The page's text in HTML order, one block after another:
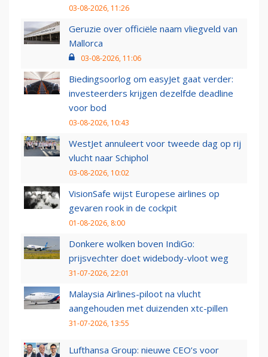
03-08-2026, 11:26
Geruzie over officiële naam vliegveld van
Mallorca
03-08-2026, 11:06
Biedingsoorlog om easyJet gaat verder:
investeerders krijgen dezelfde deadline
voor bod
03-08-2026, 10:43
WestJet annuleert voor tweede dag op rij
vlucht naar Schiphol
03-08-2026, 10:02
VisionSafe wijst Europese airlines op
gevaren rook in de cockpit
01-08-2026, 8:00
Donkere wolken boven IndiGo:
prijsvechter doet widebody-vloot weg
31-07-2026, 22:01
Malaysia Airlines-piloot na vlucht
aangehouden met duizenden xtc-pillen
31-07-2026, 13:55
Lufthansa Group: nieuwe CEO’s voor